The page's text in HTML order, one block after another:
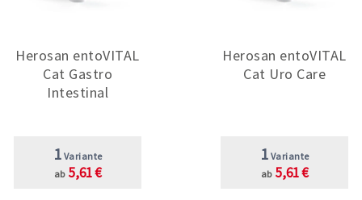
Herosan entoVITAL
Cat Gastro
Intestinal
1 Variante
ab 5,61 €
Herosan entoVITAL
Cat Uro Care
1 Variante
ab 5,61 €